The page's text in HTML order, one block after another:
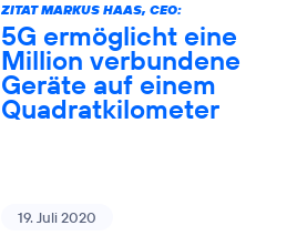
ZITAT MARKUS HAAS, CEO:
5G ermöglicht eine
Million verbundene
Geräte auf einem
Quadratkilometer
19. Juli 2020